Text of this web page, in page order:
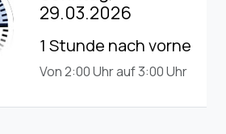
29.03.2026
1 Stunde nach vorne
Von 2:00 Uhr auf 3:00 Uhr